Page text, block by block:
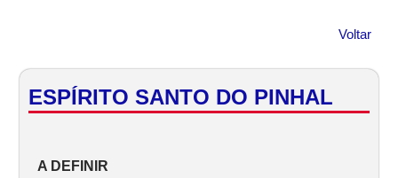
Voltar
ESPÍRITO SANTO DO PINHAL
A DEFINIR